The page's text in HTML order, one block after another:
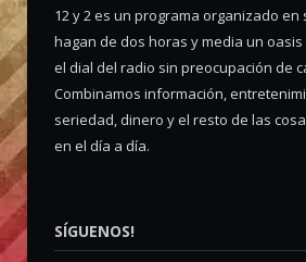
12 y 2 es un programa organizado en
hagan de dos horas y media un
el dial del radio sin preocupación de
Combinamos información,
seriedad, dinero y el resto de las
en el día a día.
SÍGUENOS!